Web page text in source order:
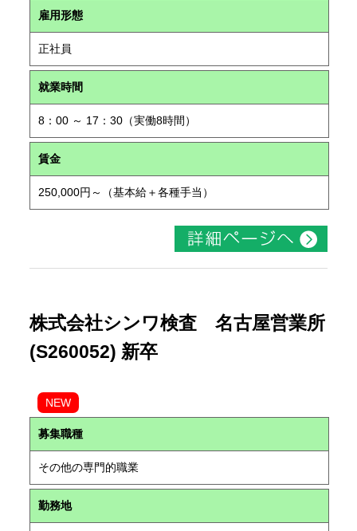
雇用形態
正社員
就業時間
8：00 ～ 17：30（実働8時間）
賃金
250,000円～（基本給＋各種手当）
株式会社シンワ検査 名古屋営業所
(S260052) 新卒
NEW
募集職種
その他の専門的職業
勤務地